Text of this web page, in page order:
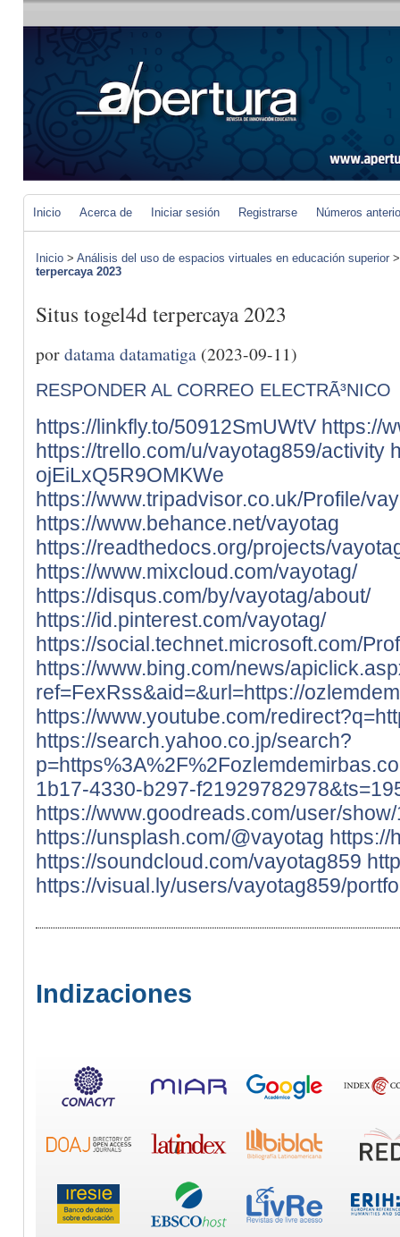
Inicio Acerca de Iniciar sesión Registrarse Números
Inicio > Análisis del uso de espacios virtuales en educación superior
terpercaya 2023
Situs togel4d terpercaya 2023
pordatama datamatiga (2023-09-11)
RESPONDER AL CORREO ELECTRÃ³NICO
https://linkfly.to/50912SmUWtV https://
https://trello.com/u/vayotag859/activity
ojEiLxQ5R9OMKWe
https://www.tripadvisor.co.uk/Profile/
https://www.behance.net/vayotag
https://readthedocs.org/projects/
https://www.mixcloud.com/vayotag/
https://disqus.com/by/vayotag/about/
https://id.pinterest.com/vayotag/
https://social.technet.microsoft.com/
https://www.bing.com/news/
ref=FexRss&aid=&url=https://
https://www.youtube.com/
https://search.yahoo.co.jp/search?
1b17-4330-b297-
https://www.goodreads.com/user/
https://unsplash.com/@vayotag https://
https://soundcloud.com/vayotag859
https://visual.ly/users/vayotag859/
Indizaciones